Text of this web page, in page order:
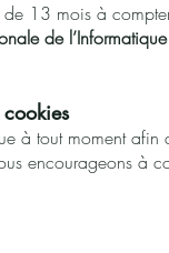
13 mois à
de l’Informatique
à tout moment afin
encourageons à